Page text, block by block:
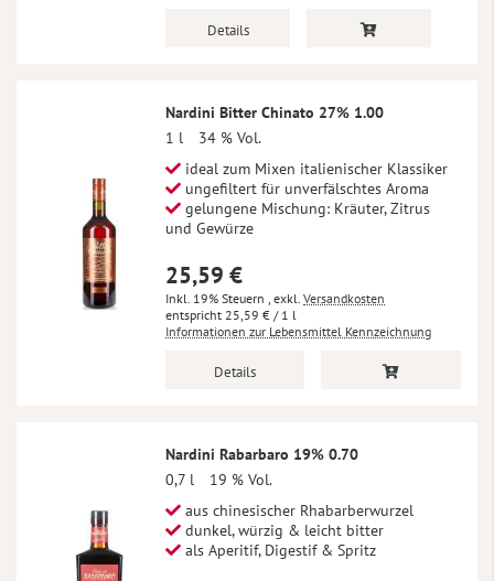
Details
Nardini Bitter Chinato 27% 1.00
1 l
34 % Vol.
ideal zum Mixen italienischer Klassiker
ungefiltert für unverfälschtes Aroma
gelungene Mischung: Kräuter, Zitrus
und Gewürze
25,59 €
Inkl. 19% Steuern , exkl. Versandkosten
25,59 € / 1 l
Informationen zur Lebensmittel Kennzeichnung
Details
Nardini Rabarbaro 19% 0.70
0,7 l
19 % Vol.
aus chinesischer Rhabarberwurzel
dunkel, würzig & leicht bitter
als Aperitif, Digestif & Spritz